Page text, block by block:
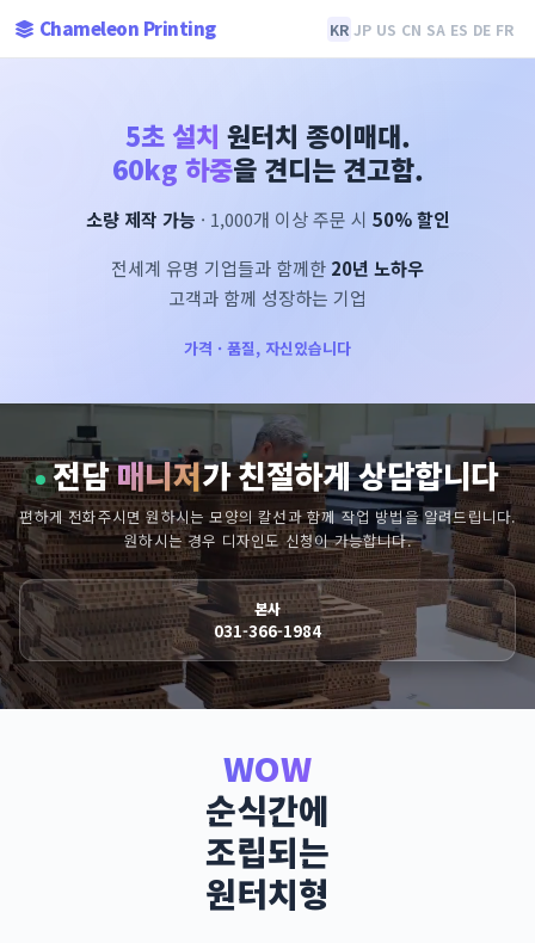
Chameleon Printing KR JP US CN SA ES DE FR
5초 설치 원터치 종이매대.
60kg 하중을 견디는 견고함.
소량 제작 가능 · 1,000개 이상 주문 시 50% 할인
전세계 유명 기업들과 함께한 20년 노하우
고객과 함께 성장하는 기업
가격 · 품질, 자신있습니다
전담매니저가 친절하게 상담합니다
편하게 전화주시면 원하시는 모양의 칼선과 함께 작업 방법을 알려드립니다.
원하시는 경우 디자인도 신청이 가능합니다.
본사
031-366-1984
WOW
순식간에
조립되는
원터치형